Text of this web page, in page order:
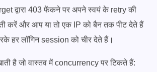
द्वारा 403 फेंकने पर अपने स्वयं के retry की
करें और आप या तो एक IP को बैन तक पीट देते हैं
हर लॉगिन session को चीर देते हैं।
है जो वास्तव में concurrency पर टिकते हैं: